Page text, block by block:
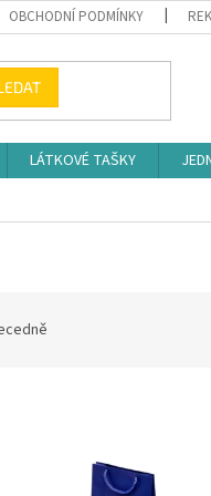
OBCHODNÍ PODMÍNKY
LÁTKOVÉ TAŠKY